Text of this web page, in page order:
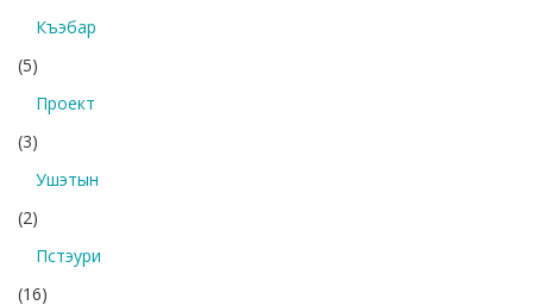
Къэбар
(5)
Проект
(3)
Ушэтын
(2)
Пстэури
(16)